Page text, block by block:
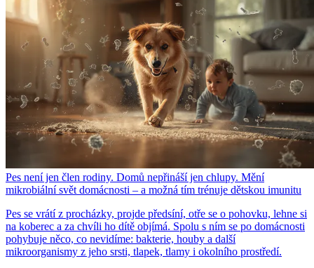
Pes není jen člen rodiny. Domů nepřináší jen chlupy. Mění
mikrobiální svět domácnosti – a možná tím trénuje dětskou imunitu
Pes se vrátí z procházky, projde předsíní, otře se o pohovku, lehne si
na koberec a za chvíli ho dítě objímá. Spolu s ním se po domácnosti
pohybuje něco, co nevidíme: bakterie, houby a další
mikroorganismy z jeho srsti, tlapek, tlamy i okolního prostředí.